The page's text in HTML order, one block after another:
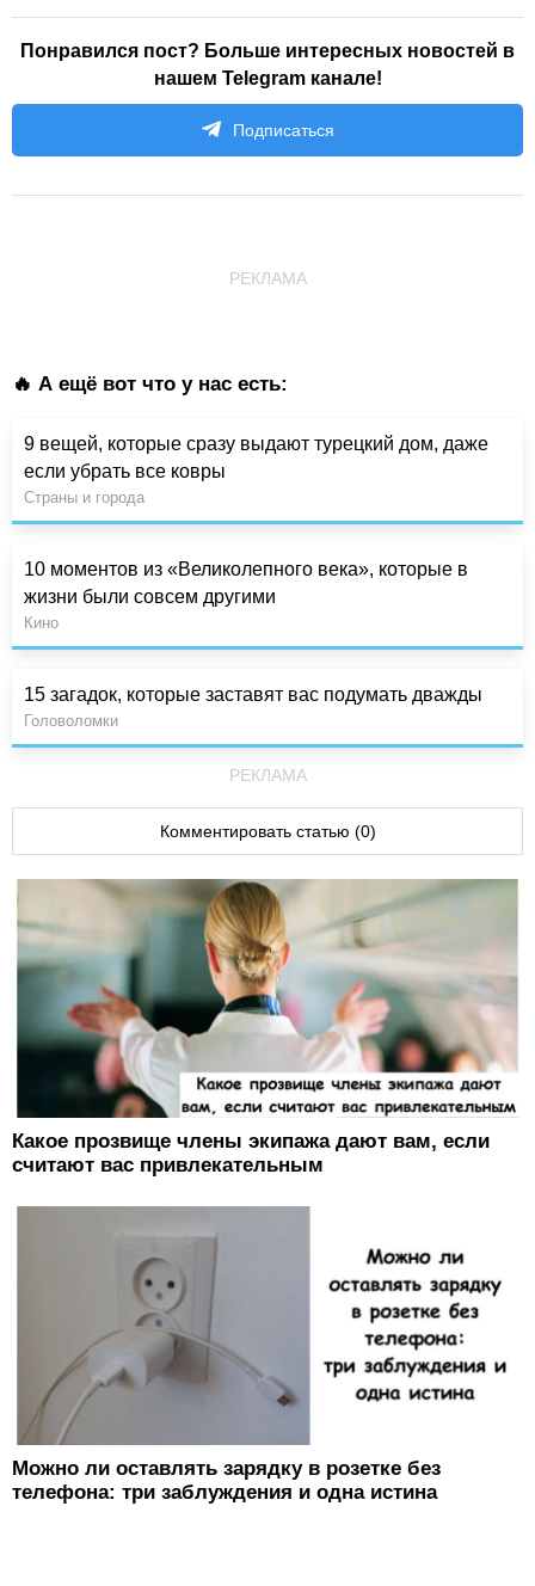
Понравился пост? Больше интересных новостей в
нашем Telegram канале!
Подписаться
РЕКЛАМА
🔥 А ещё вот что у нас есть:
9 вещей, которые сразу выдают турецкий дом, даже
если убрать все ковры
Страны и города
10 моментов из «Великолепного века», которые в
жизни были совсем другими
Кино
15 загадок, которые заставят вас подумать дважды
Головоломки
РЕКЛАМА
Комментировать статью (0)
Какое прозвище члены экипажа дают вам, если
считают вас привлекательным
Можно ли оставлять зарядку в розетке без
телефона: три заблуждения и одна истина